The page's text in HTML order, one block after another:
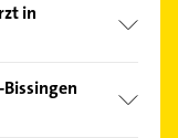
in
von den
Sie sich